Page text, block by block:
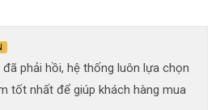
phải hồi, hệ thống luôn lựa chọn
tốt nhất để giúp khách hàng mua